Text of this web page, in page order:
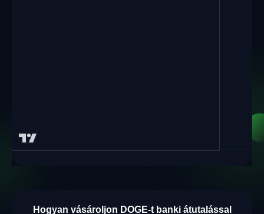
Hogyan vásároljon DOGE-t banki átutalással